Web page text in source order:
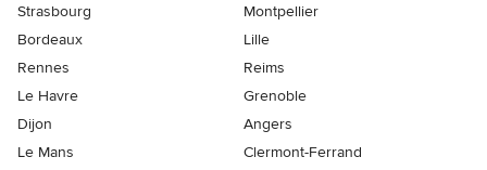
Strasbourg
Montpellier
Bordeaux
Lille
Rennes
Reims
Le Havre
Grenoble
Dijon
Angers
Le Mans
Clermont-Ferrand